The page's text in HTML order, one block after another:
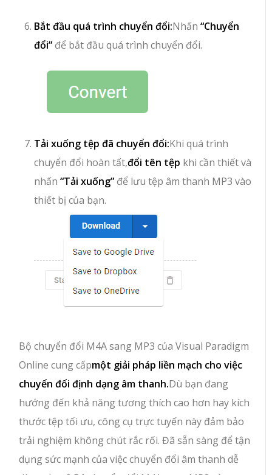
Bắt đầu quá trình chuyển đổi:Nhấn “Chuyển
đổi” để bắt đầu quá trình chuyển đổi.
Tải xuống tệp đã chuyển đổi:Khi quá trình
chuyển đổi hoàn tất,đổi tên tệp khi cần thiết và
nhấn “Tải xuống” để lưu tệp âm thanh MP3 vào
thiết bị của bạn.
Bộ chuyển đổi M4A sang MP3 của Visual Paradigm
Online cung cấpmột giải pháp liền mạch cho việc
chuyển đổi định dạng âm thanh.Dù bạn đang
hướng đến khả năng tương thích cao hơn hay kích
thước tệp tối ưu, công cụ trực tuyến này đảm bảo
trải nghiệm không chút rắc rối. Đã sẵn sàng để tận
dụng sức mạnh của việc chuyển đổi âm thanh dễ